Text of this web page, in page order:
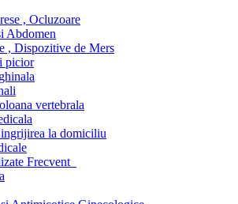
, Ocluzoare
Abdomen
, Dispozitive de Mers
picior
vertebrala
la domiciliu
Frecvent